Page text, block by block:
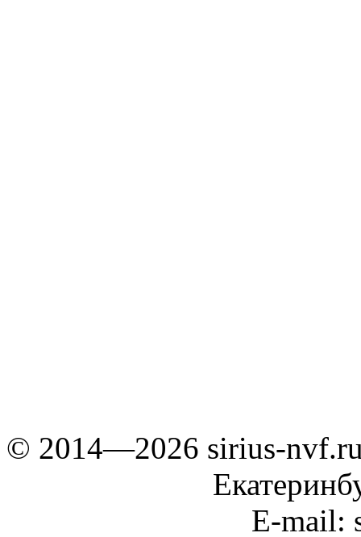
© 2014—2026 sirius-
E-mail: